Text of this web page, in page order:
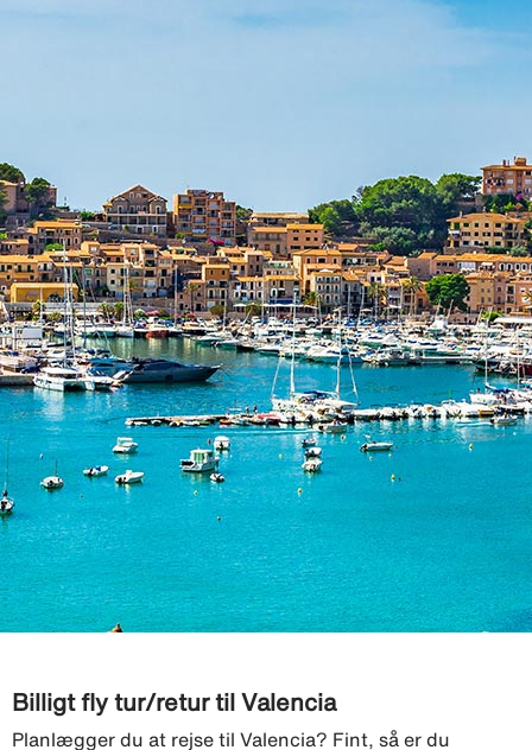
Billigt fly tur/retur til Valencia
Planlægger du at rejse til Valencia? Fint, så er du